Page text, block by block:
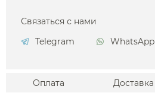
Связаться с нами
Telegram
WhatsApp
Оплата Доставка